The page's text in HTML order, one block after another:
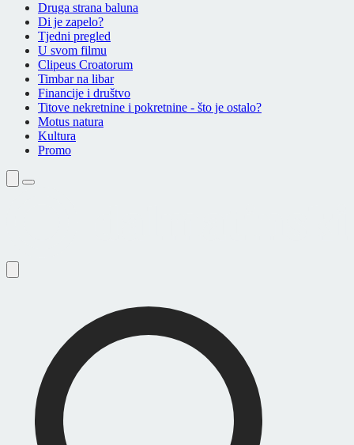
Druga strana baluna
Di je zapelo?
Tjedni pregled
U svom filmu
Clipeus Croatorum
Timbar na libar
Financije i društvo
Titove nekretnine i pokretnine - što je ostalo?
Motus natura
Kultura
Promo